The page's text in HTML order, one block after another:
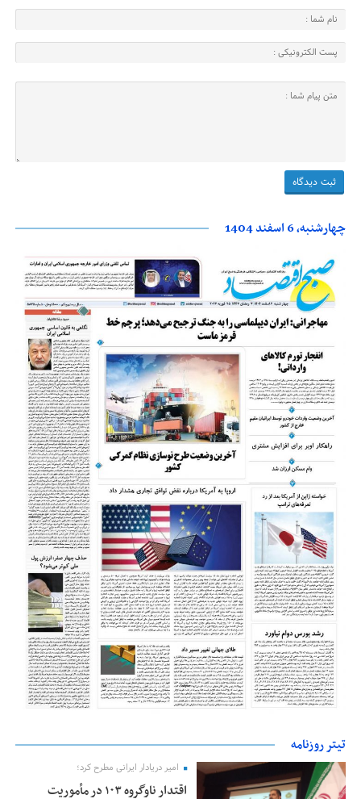
چهارشنبه، 6 اسفند 1404
تیتر روزنامه
امیر دریادار ایرانی مطرح کرد؛
اقتدار ناوگروه ۱۰۳ در مأموریت‌